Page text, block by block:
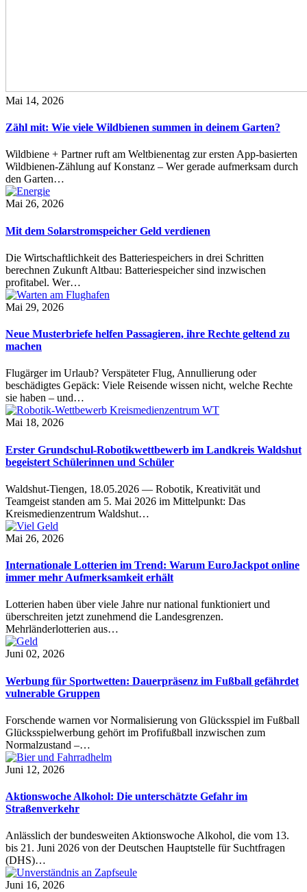
Mai 14, 2026
Zähl mit: Wie viele Wildbienen summen in deinem Garten?
Wildbiene + Partner ruft am Weltbienentag zur ersten App-basierten
Wildbienen-Zählung auf Konstanz – Wer gerade aufmerksam durch
den Garten…
Mai 26, 2026
Mit dem Solarstromspeicher Geld verdienen
Die Wirtschaftlichkeit des Batteriespeichers in drei Schritten
berechnen Zukunft Altbau: Batteriespeicher sind inzwischen
profitabel. Wer…
Mai 29, 2026
Neue Musterbriefe helfen Passagieren, ihre Rechte geltend zu
machen
Flugärger im Urlaub? Verspäteter Flug, Annullierung oder
beschädigtes Gepäck: Viele Reisende wissen nicht, welche Rechte
sie haben – und…
Mai 18, 2026
Erster Grundschul-Robotikwettbewerb im Landkreis Waldshut
begeistert Schülerinnen und Schüler
Waldshut-Tiengen, 18.05.2026 — Robotik, Kreativität und
Teamgeist standen am 5. Mai 2026 im Mittelpunkt: Das
Kreismedienzentrum Waldshut…
Mai 26, 2026
Internationale Lotterien im Trend: Warum EuroJackpot online
immer mehr Aufmerksamkeit erhält
Lotterien haben über viele Jahre nur national funktioniert und
überschreiten jetzt zunehmend die Landesgrenzen.
Mehrländerlotterien aus…
Juni 02, 2026
Werbung für Sportwetten: Dauerpräsenz im Fußball gefährdet
vulnerable Gruppen
Forschende warnen vor Normalisierung von Glücksspiel im Fußball
Glücksspielwerbung gehört im Profifußball inzwischen zum
Normalzustand –…
Juni 12, 2026
Aktionswoche Alkohol: Die unterschätzte Gefahr im
Straßenverkehr
Anlässlich der bundesweiten Aktionswoche Alkohol, die vom 13.
bis 21. Juni 2026 von der Deutschen Hauptstelle für Suchtfragen
(DHS)…
Juni 16, 2026